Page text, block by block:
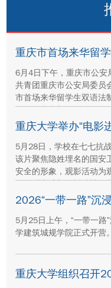
6月4日下午，重庆市公安
共青团重庆市公安局委员
市首场来华留学生双语法
名留学生参加了活动。
重庆大学举办“电影
5月28日，学校在七七抗
该片聚焦隐姓埋名的国安
安全的形象，观影活动为
发了对忠诚与奉献精神的
5月25日上午，“一带一路
学建筑城规学院正式开营。
重庆大学组织召开